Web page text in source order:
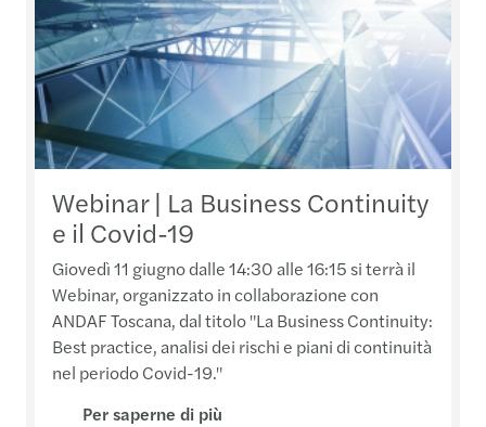
Webinar | La Business Continuity
e il Covid-19
Giovedì 11 giugno dalle 14:30 alle 16:15 si terrà il
Webinar, organizzato in collaborazione con
ANDAF Toscana, dal titolo "La Business Continuity:
Best practice, analisi dei rischi e piani di continuità
nel periodo Covid-19."
Per saperne di più